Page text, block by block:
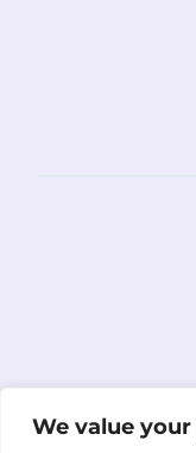
We value